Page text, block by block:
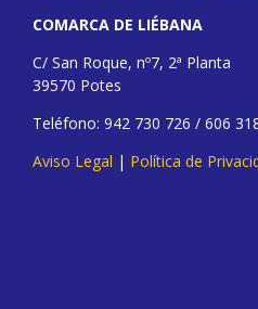
COMARCA DE LIÉBANA
C/ San Roque, nº7, 2ª Planta
39570 Potes
Teléfono: 942 730 726 / 606
Aviso Legal | Política de